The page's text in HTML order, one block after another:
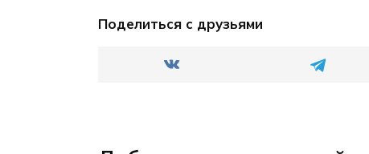
Поделиться с друзьями